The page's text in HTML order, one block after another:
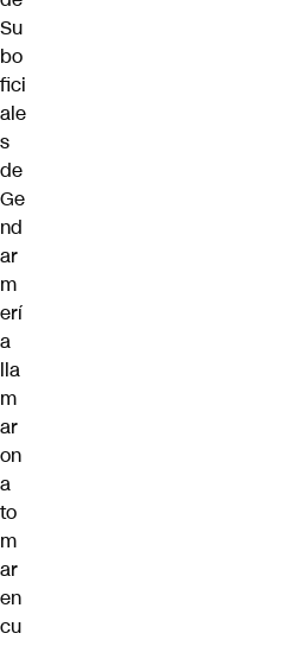
Su
bo
fici
ale
s
de
Ge
nd
ar
m
erí
a
lla
m
ar
on
a
to
m
ar
en
cu